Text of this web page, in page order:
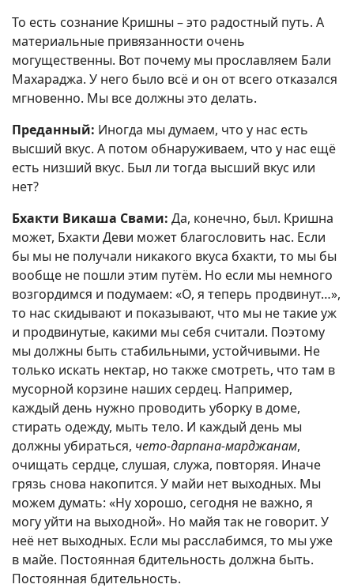
То есть сознание Кришны – это радостный путь. А
материальные привязанности очень
могущественны. Вот почему мы прославляем Бали
Махараджа. У него было всё и он от всего отказался
мгновенно. Мы все должны это делать.
Преданный: Иногда мы думаем, что у нас есть
высший вкус. А потом обнаруживаем, что у нас ещё
есть низший вкус. Был ли тогда высший вкус или
нет?
Бхакти Викаша Свами: Да, конечно, был. Кришна
может, Бхакти Деви может благословить нас. Если
бы мы не получали никакого вкуса бхакти, то мы бы
вообще не пошли этим путём. Но если мы немного
возгордимся и подумаем: «О, я теперь продвинут…»,
то нас скидывают и показывают, что мы не такие уж
и продвинутые, какими мы себя считали. Поэтому
мы должны быть стабильными, устойчивыми. Не
только искать нектар, но также смотреть, что там в
мусорной корзине наших сердец. Например,
каждый день нужно проводить уборку в доме,
стирать одежду, мыть тело. И каждый день мы
должны убираться, чето-дарпана-марджанам,
очищать сердце, слушая, служа, повторяя. Иначе
грязь снова накопится. У майи нет выходных. Мы
можем думать: «Ну хорошо, сегодня не важно, я
могу уйти на выходной». Но майя так не говорит. У
неё нет выходных. Если мы расслабимся, то мы уже
в майе. Постоянная бдительность должна быть.
Постоянная бдительность.